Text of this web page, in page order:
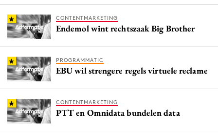
CONTENTMARKETING
Endemol wint rechtszaak Big Brother
PROGRAMMATIC
EBU wil strengere regels virtuele reclame
CONTENTMARKETING
PTT en Omnidata bundelen data